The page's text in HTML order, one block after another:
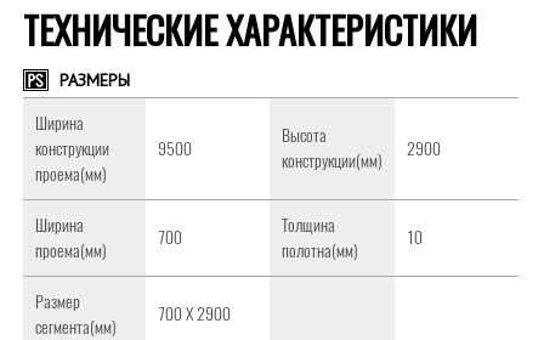
ТЕХНИЧЕСКИЕ ХАРАКТЕРИСТИКИ
РАЗМЕРЫ
Ширина
конструкции
проема(мм)
9500
Высота
конструкции(мм)
2900
Ширина
проема(мм)
700
Толщина
полотна(мм)
10
Размер
сегмента(мм)
700 Х 2900